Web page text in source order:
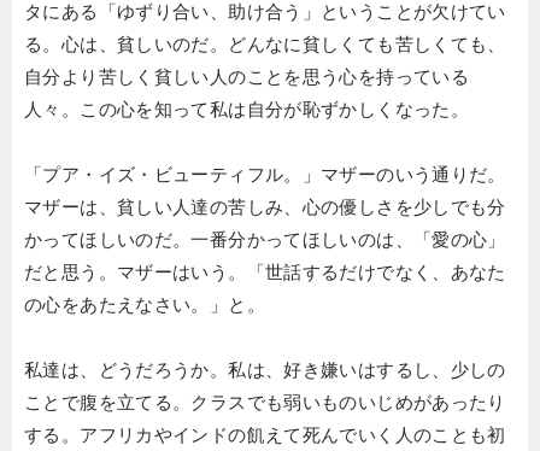
タにある「ゆずり合い、助け合う」ということが欠けてい
る。心は、貧しいのだ。どんなに貧しくても苦しくても、
自分より苦しく貧しい人のことを思う心を持っている
人々。この心を知って私は自分が恥ずかしくなった。
「プア・イズ・ビューティフル。」マザーのいう通りだ。
マザーは、貧しい人達の苦しみ、心の優しさを少しでも分
かってほしいのだ。一番分かってほしいのは、「愛の心」
だと思う。マザーはいう。「世話するだけでなく、あなた
の心をあたえなさい。」と。
私達は、どうだろうか。私は、好き嫌いはするし、少しの
ことで腹を立てる。クラスでも弱いものいじめがあったり
する。アフリカやインドの飢えて死んでいく人のことも初